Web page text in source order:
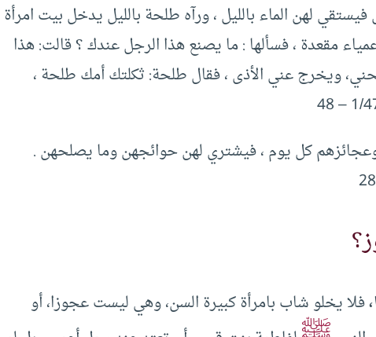
لهن الماء بالليل ، ورآه طلحة بالليل يدخل بيت امرأة
مقعدة ، فسألها : ما يصنع هذا الرجل عندك ؟ قالت: هذا
ويخرج عني الأذى ، فقال طلحة: ثكلتك أمك طلحة ،
كل يوم ، فيشتري لهن حوائجهن وما يصلحهن .
فلا يخلو شاب بامرأة كبيرة السن، وهي ليست عجوزا، أو